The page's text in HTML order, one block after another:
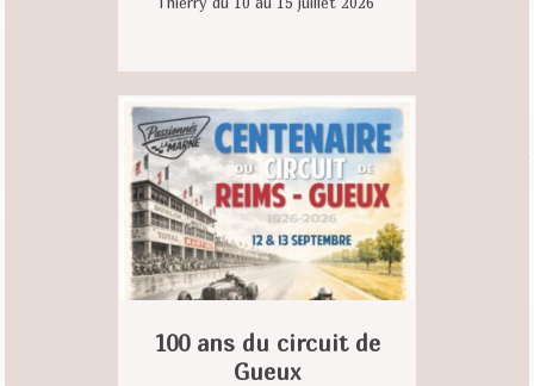
100 ans du circuit de
Gueux